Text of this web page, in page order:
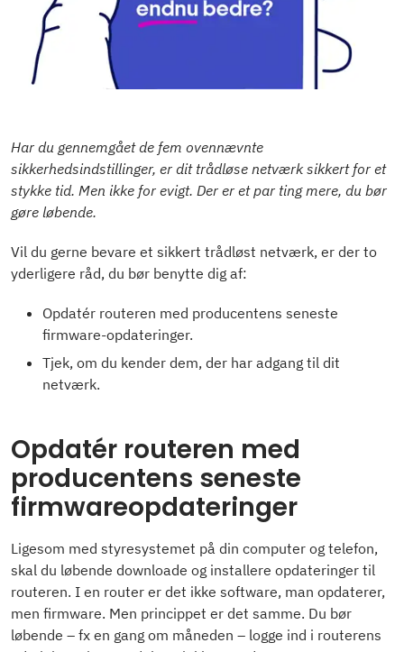
Har du gennemgået de fem ovennævnte
sikkerhedsindstillinger, er dit trådløse netværk sikkert for et
stykke tid. Men ikke for evigt. Der er et par ting mere, du bør
gøre løbende.
Vil du gerne bevare et sikkert trådløst netværk, er der to
yderligere råd, du bør benytte dig af:
Opdatér routeren med producentens seneste
firmware-opdateringer.
Tjek, om du kender dem, der har adgang til dit
netværk.
Opdatér routeren med
producentens seneste
firmwareopdateringer
Ligesom med styresystemet på din computer og telefon,
skal du løbende downloade og installere opdateringer til
routeren. I en router er det ikke software, man opdaterer,
men firmware. Men princippet er det samme. Du bør
løbende – fx en gang om måneden – logge ind i routerens